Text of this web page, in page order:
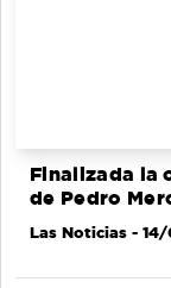
Finalizada la
de Pedro
Las Noticias - 14/